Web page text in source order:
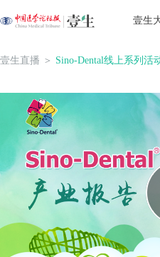
壹生
壹生直播 ＞ Sino-Dental线上系列